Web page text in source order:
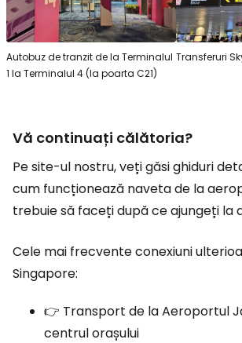
Autobuz de tranzit de la Terminalul
1 la Terminalul 4 (la poarta C21)
Transferuri
Vă continuați călătoria?
Pe site-ul nostru, veți găsi ghiduri
cum funcționează naveta de la
trebuie să faceți după ce ajungeți la
Cele mai frecvente conexiuni
Singapore:
👉 Transport de la Aeroportul
centrul orașului